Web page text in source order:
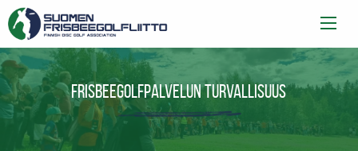
Frisbeegolfpalvelun turvallisuus